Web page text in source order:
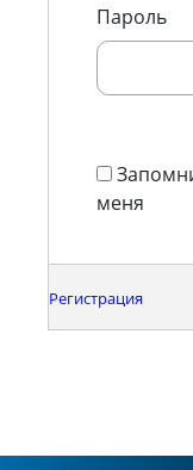
Пароль
меня
Регистрация